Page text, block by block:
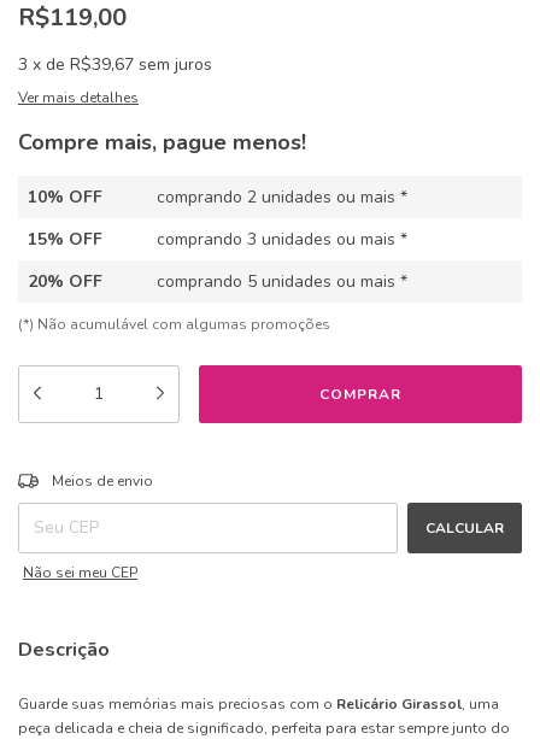
R$119,00
3 x de R$39,67 sem juros
Ver mais detalhes
Compre mais, pague menos!
10% OFF
comprando 2 unidades ou mais *
15% OFF
comprando 3 unidades ou mais *
20% OFF
comprando 5 unidades ou mais *
(*) Não acumulável com algumas promoções
Entregas para o CEP:
Meios de envio
CALCULAR
Não sei meu CEP
Descrição
Guarde suas memórias mais preciosas com o Relicário Girassol, uma
peça delicada e cheia de significado, perfeita para estar sempre junto do